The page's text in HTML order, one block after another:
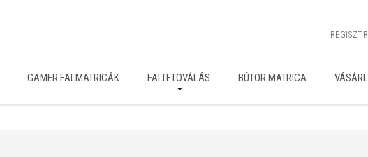
GAMER FALMATRICÁK FALTETOVÁLÁS BÚTOR MATRICA